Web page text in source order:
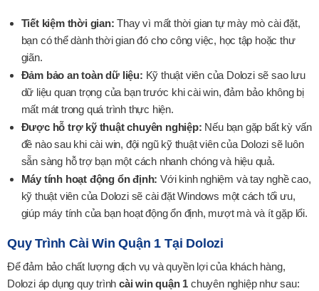
Tiết kiệm thời gian: Thay vì mất thời gian tự mày mò cài đặt,
bạn có thể dành thời gian đó cho công việc, học tập hoặc thư
giãn.
Đảm bảo an toàn dữ liệu: Kỹ thuật viên của Dolozi sẽ sao lưu
dữ liệu quan trọng của bạn trước khi cài win, đảm bảo không bị
mất mát trong quá trình thực hiện.
Được hỗ trợ kỹ thuật chuyên nghiệp: Nếu bạn gặp bất kỳ vấn
đề nào sau khi cài win, đội ngũ kỹ thuật viên của Dolozi sẽ luôn
sẵn sàng hỗ trợ bạn một cách nhanh chóng và hiệu quả.
Máy tính hoạt động ổn định: Với kinh nghiệm và tay nghề cao,
kỹ thuật viên của Dolozi sẽ cài đặt Windows một cách tối ưu,
giúp máy tính của bạn hoạt động ổn định, mượt mà và ít gặp lổi.
Quy Trình Cài Win Quận 1 Tại Dolozi
Để đảm bảo chất lượng dịch vụ và quyền lợi của khách hàng,
Dolozi áp dụng quy trìnhcài win quận 1 chuyên nghiệp như sau: